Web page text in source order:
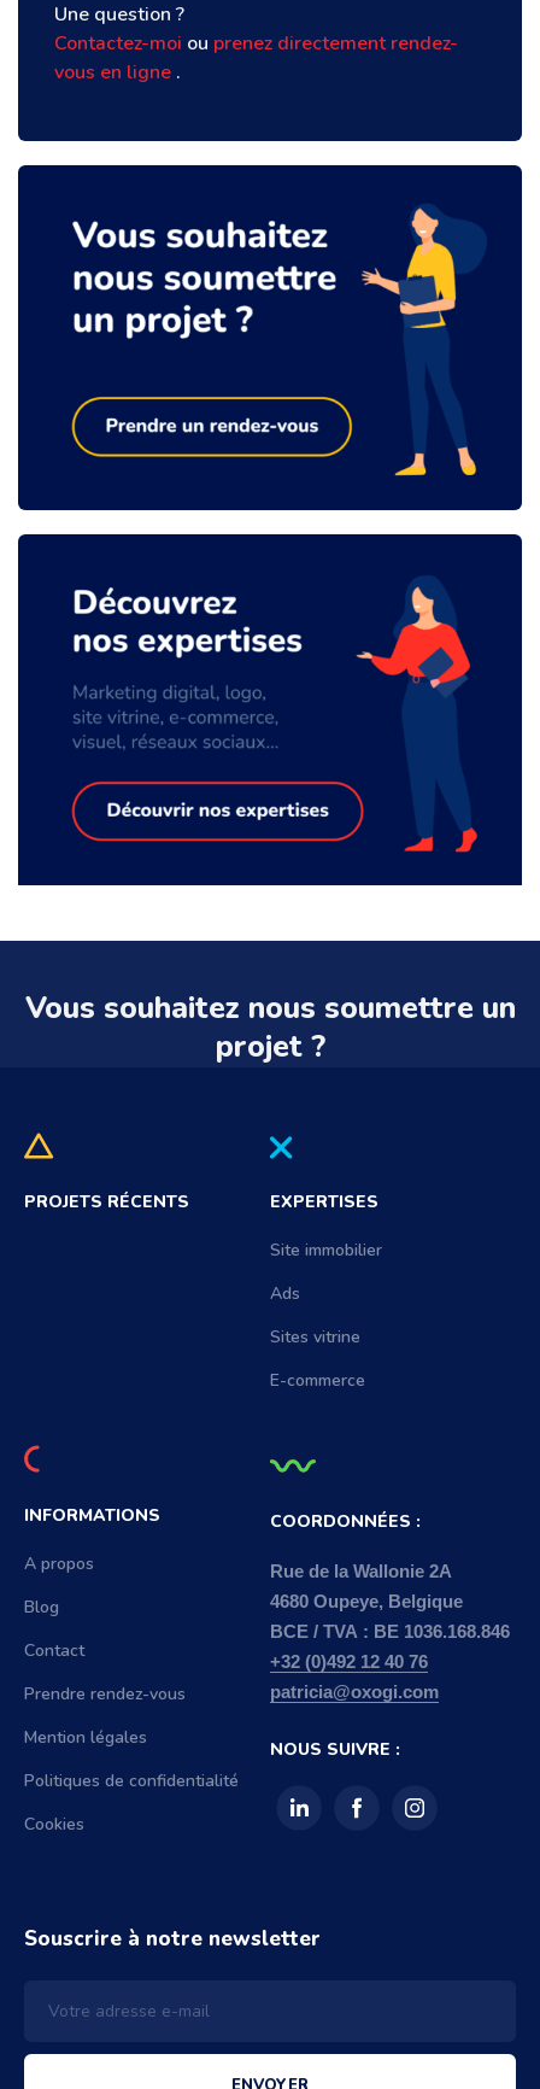
Une question ?
Contactez-moi ou prenez directement rendez-
vous en ligne .
Vous souhaitez nous soumettre un
projet ?
PROJETS RÉCENTS EXPERTISES
Site immobilier
Ads
Sites vitrine
E-commerce
INFORMATIONS
A propos
Blog
Contact
Prendre rendez-vous
Mention légales
Politiques de confidentialité
Cookies
COORDONNÉES :
Rue de la Wallonie 2A
4680 Oupeye, Belgique
BCE / TVA : BE 1036.168.846
+32 (0)492 12 40 76
patricia@oxogi.com
NOUS SUIVRE :
Souscrire à notre newsletter